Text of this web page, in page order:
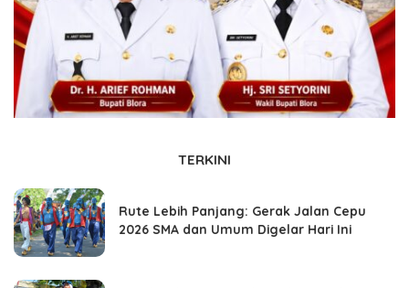
TERKINI
Rute Lebih Panjang: Gerak Jalan Cepu
2026 SMA dan Umum Digelar Hari Ini